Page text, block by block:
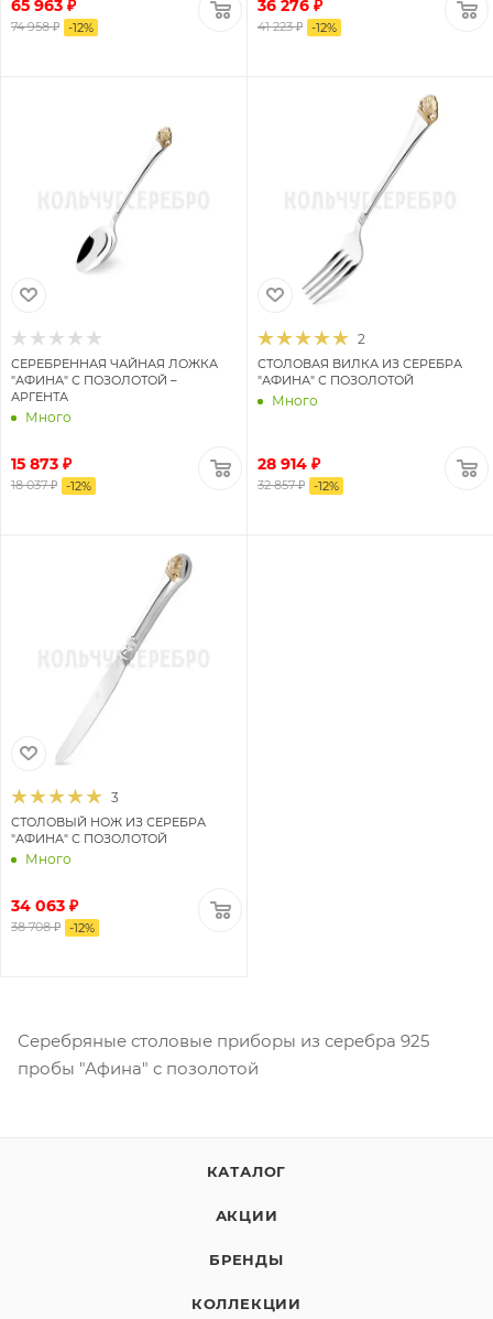
65 963 ₽
74 958 ₽ -12%
36 276 ₽
41 223 ₽ -12%
СЕРЕБРЕННАЯ ЧАЙНАЯ ЛОЖКА
"АФИНА" С ПОЗОЛОТОЙ –
АРГЕНТА
Много
15 873 ₽
18 037 ₽ -12%
2
СТОЛОВАЯ ВИЛКА ИЗ СЕРЕБРА
"АФИНА" С ПОЗОЛОТОЙ
Много
28 914 ₽
32 857 ₽ -12%
3
СТОЛОВЫЙ НОЖ ИЗ СЕРЕБРА
"АФИНА" С ПОЗОЛОТОЙ
Много
34 063 ₽
38 708 ₽ -12%
Серебряные столовые приборы из серебра 925
пробы "Афина" с позолотой
КАТАЛОГ
АКЦИИ
БРЕНДЫ
КОЛЛЕКЦИИ